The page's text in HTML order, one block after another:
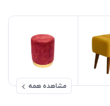
مشاهده همه